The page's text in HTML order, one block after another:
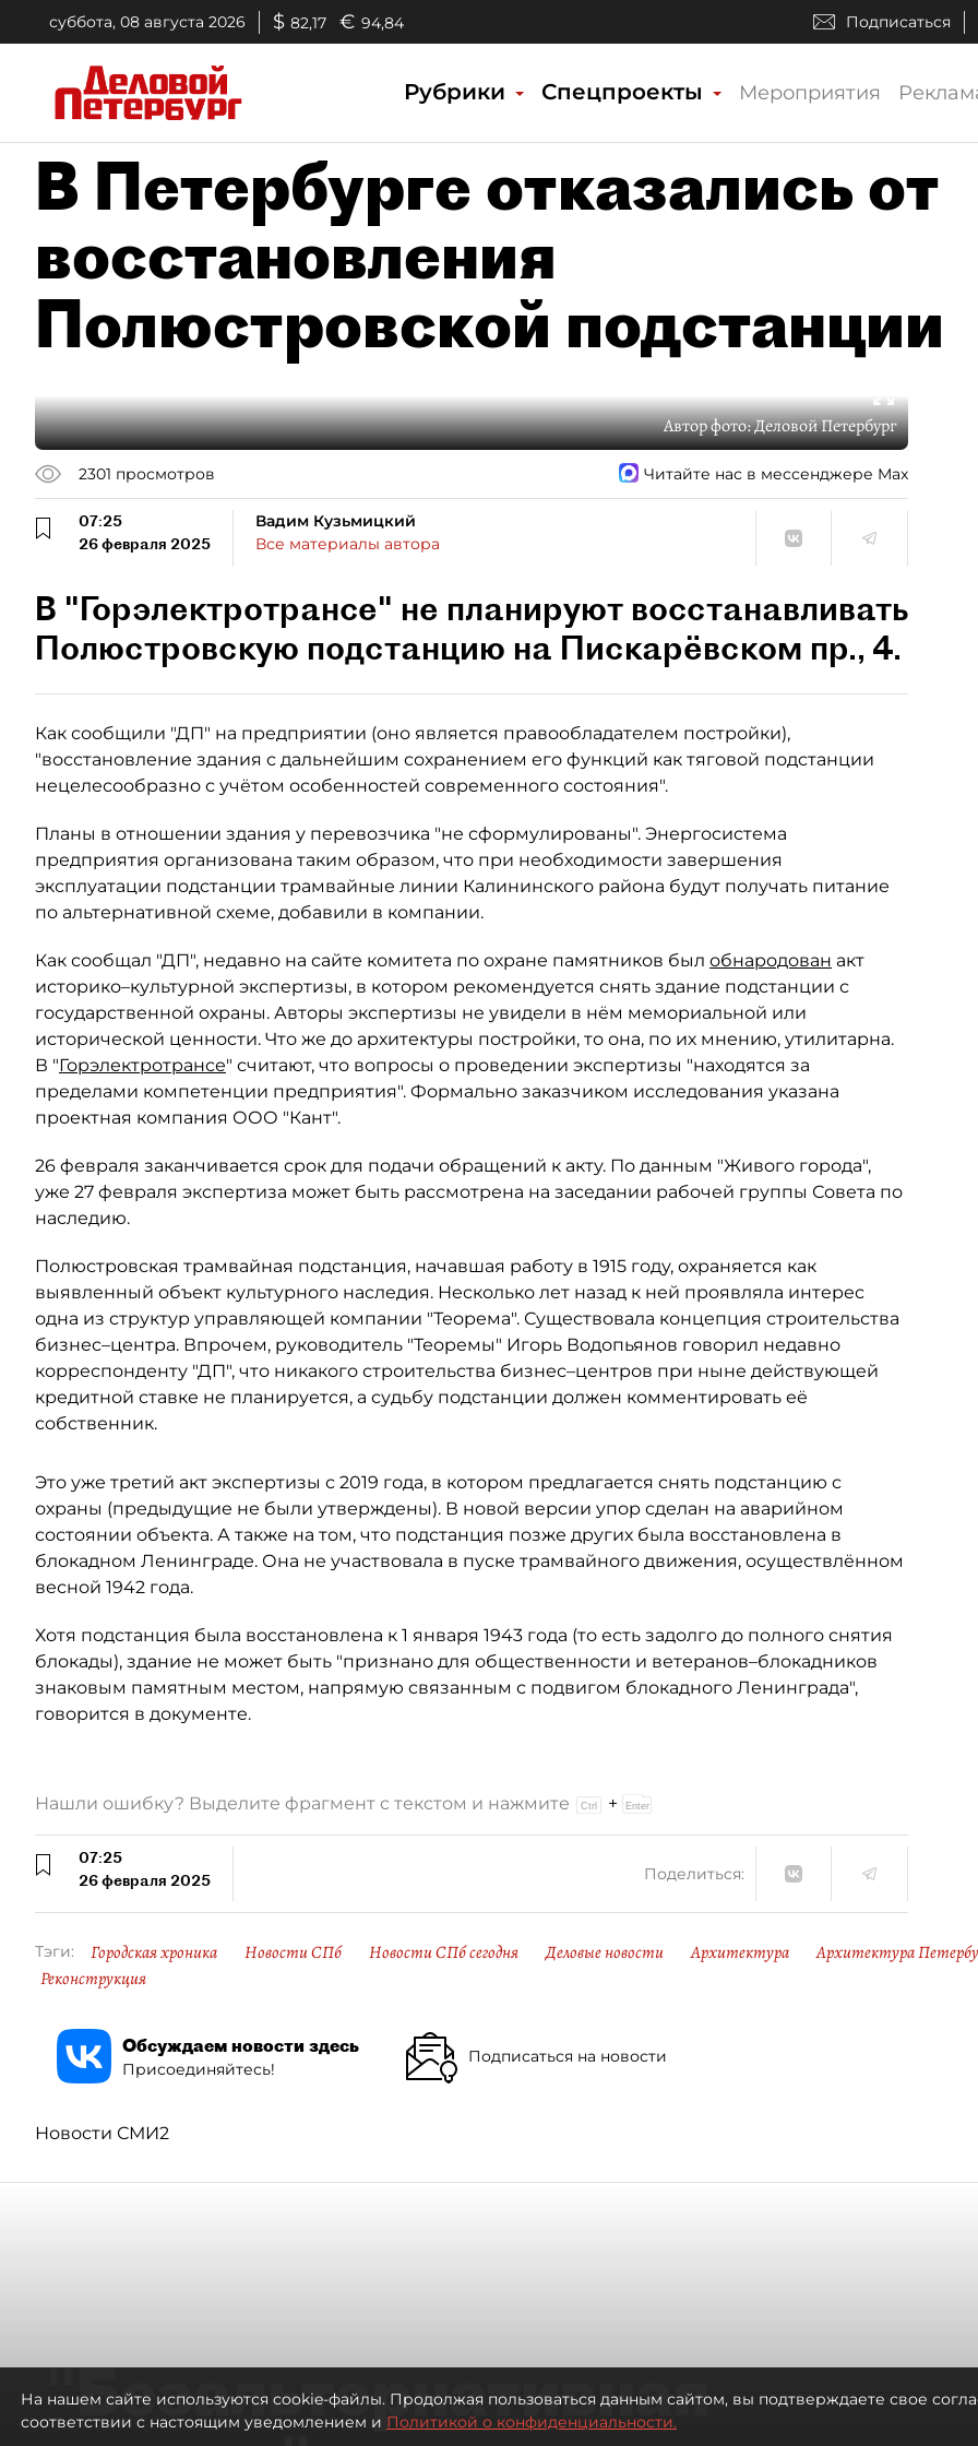
суббота, 08 августа 2026 $ 82,17 € 94,84 Подписаться
Рубрики Спецпроекты Мероприятия
В Петербурге отказались от
восстановления
Полюстровской подстанции
Автор фото:Деловой Петербург
2301 просмотров Читайте нас в мессенджере Max
07:25
26 февраля 2025
Вадим Кузьмицкий
Все материалы автора
В "Горэлектротрансе" не планируют восстанавливать
Полюстровскую подстанцию на Пискарёвском пр., 4.
Как сообщили "ДП" на предприятии (оно является правообладателем постройки),
"восстановление здания с дальнейшим сохранением его функций как тяговой подстанции
нецелесообразно с учётом особенностей современного состояния".
Планы в отношении здания у перевозчика "не сформулированы". Энергосистема
предприятия организована таким образом, что при необходимости завершения
эксплуатации подстанции трамвайные линии Калининского района будут получать питание
по альтернативной схеме, добавили в компании.
Как сообщал "ДП", недавно на сайте комитета по охране памятников был обнародован акт
историко–культурной экспертизы, в котором рекомендуется снять здание подстанции с
государственной охраны. Авторы экспертизы не увидели в нём мемориальной или
исторической ценности. Что же до архитектуры постройки, то она, по их мнению, утилитарна.
В "Горэлектротрансе" считают, что вопросы о проведении экспертизы "находятся за
пределами компетенции предприятия". Формально заказчиком исследования указана
проектная компания ООО "Кант".
26 февраля заканчивается срок для подачи обращений к акту. По данным "Живого города",
уже 27 февраля экспертиза может быть рассмотрена на заседании рабочей группы Совета по
наследию.
Полюстровская трамвайная подстанция, начавшая работу в 1915 году, охраняется как
выявленный объект культурного наследия. Несколько лет назад к ней проявляла интерес
одна из структур управляющей компании "Теорема". Существовала концепция строительства
бизнес–центра. Впрочем, руководитель "Теоремы" Игорь Водопьянов говорил недавно
корреспонденту "ДП", что никакого строительства бизнес–центров при ныне действующей
кредитной ставке не планируется, а судьбу подстанции должен комментировать её
собственник.
Это уже третий акт экспертизы с 2019 года, в котором предлагается снять подстанцию с
охраны (предыдущие не были утверждены). В новой версии упор сделан на аварийном
состоянии объекта. А также на том, что подстанция позже других была восстановлена в
блокадном Ленинграде. Она не участвовала в пуске трамвайного движения, осуществлённом
весной 1942 года.
Хотя подстанция была восстановлена к 1 января 1943 года (то есть задолго до полного снятия
блокады), здание не может быть "признано для общественности и ветеранов–блокадников
знаковым памятным местом, напрямую связанным с подвигом блокадного Ленинграда",
говорится в документе.
Нашли ошибку? Выделите фрагмент с текстом и нажмите +
07:25
26 февраля 2025
Поделиться:
Тэги: Городская хроника Новости СПб Новости СПб сегодня Деловые новости Архитектура Архитектура
Реконструкция
Обсуждаем новости здесь
Присоединяйтесь!
Подписаться на новости
Новости СМИ2
"Безальтернативная
На нашем сайте используются cookie-файлы. Продолжая пользоваться данным сайтом, вы подтверждаете свое
соответствии с настоящим уведомлением и Политикой о конфиденциальности.